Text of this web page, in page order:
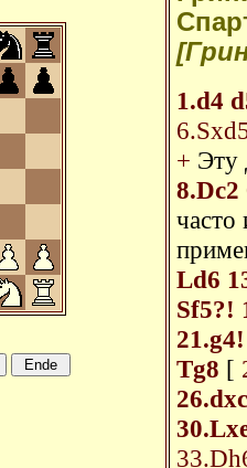
1.d4
+ Эту
8.Dc2
Ld6
Sf5?!
21.g4!
Tg8 [